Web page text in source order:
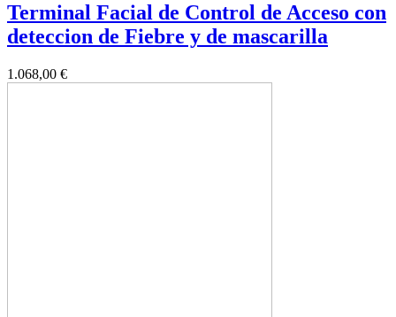
Terminal Facial de Control de Acceso con
deteccion de Fiebre y de mascarilla
1.068,00 €